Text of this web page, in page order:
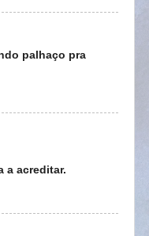
palhaço pra
a acreditar.